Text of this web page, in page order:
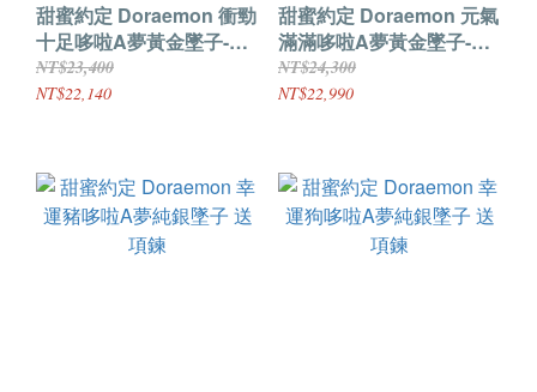
甜蜜約定 Doraemon 衝勁
十足哆啦A夢黃金墜子-立
體硬金款 送項鍊
NT$23,400
NT$22,140
甜蜜約定 Doraemon 元氣
滿滿哆啦A夢黃金墜子-立
體硬金款 送項鍊
NT$24,300
NT$22,990